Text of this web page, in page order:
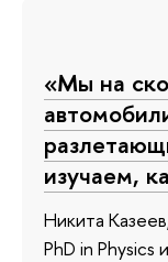
«Мы на
изучаем,
Никита
PhD in Physics